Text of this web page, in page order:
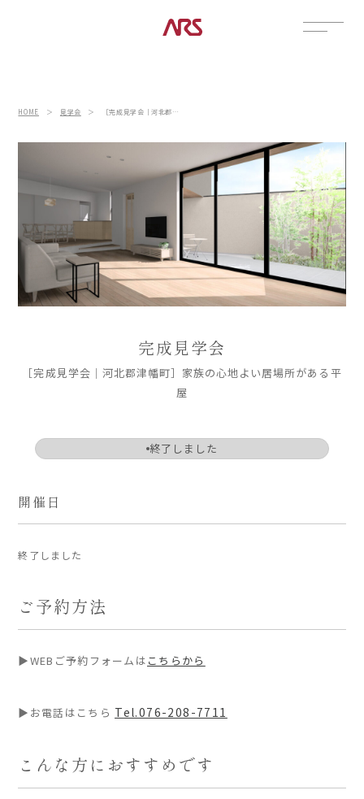
展示場
- 設計コンセプト
- 商品コンセプト
デザイン
- 内観デザイン
- 高断熱性能
- 高耐久性能
家づくりの流れ
建築実例
コラム
インタビュー
土地情報
お知らせ
HOME ＞ 見学会 ＞ ［完成見学会｜河北郡津幡町］家族の心地よい居場所がある平屋
完成見学会
［完成見学会｜河北郡津幡町］家族の心地よい居場所がある平
屋
終了しました
開催日
終了しました
ご予約方法
▶WEBご予約フォームは こちらから
▶お電話はこちら Tel.076-208-7711
こんな方におすすめです